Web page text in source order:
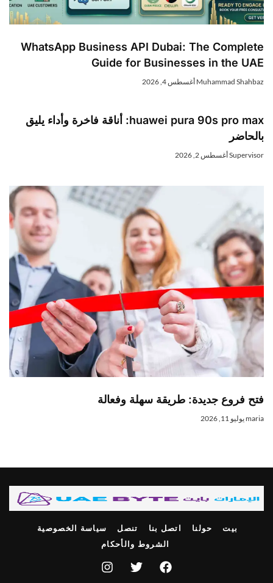
WhatsApp Business API Dubai: The Complete
Guide for Businesses in the UAE
Muhammad Shahbaz أغسطس 4, 2026
huawei pura 90s pro max: أناقة فاخرة وأداء يليق
بالحاضر
Supervisorأغسطس 2, 2026
فتح فروع جديدة: طريقة سهلة وفعالة
mariaيوليو 11, 2026
بيت حولنا اتصل بنا تنصل
سياسة الخصوصية
الشروط والأحكام